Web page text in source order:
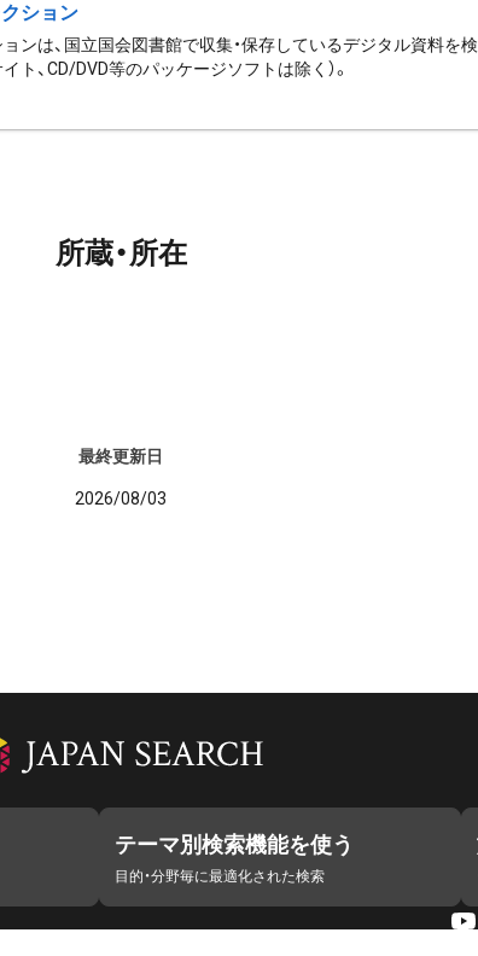
ション
ンは、国立国会図書館で収集・保存しているデジタル資料を
ト、CD/DVD等のパッケージソフトは除く）。
所蔵・所在
最終更新日
2026/08/03
テーマ別検索機能を使う
目的・分野毎に最適化された検索